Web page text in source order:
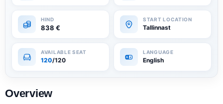
838 € Tallinnast
120/120 English
Overview